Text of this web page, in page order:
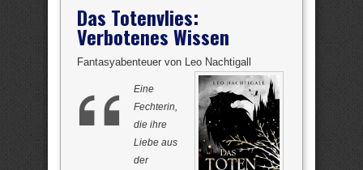
Das Totenvlies:
Verbotenes Wissen
Fantasyabenteuer von Leo Nachtigall
Eine
Fechterin,
die ihre
Liebe aus
der